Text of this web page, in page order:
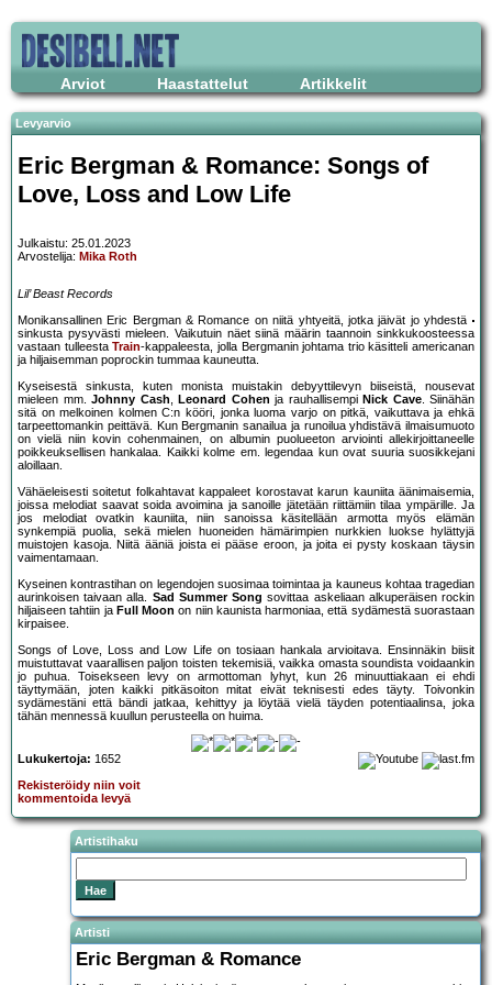
Arviot Haastattelut Artikkelit
Levyarvio
Eric Bergman & Romance: Songs of
Love, Loss and Low Life
Julkaistu: 25.01.2023
Arvostelija: Mika Roth
Lil’ Beast Records
Monikansallinen Eric Bergman & Romance on niitä yhtyeitä, jotka jäivät jo yhdestä
sinkusta pysyvästi mieleen. Vaikutuin näet siinä määrin taannoin sinkkukoosteessa
vastaan tulleestaTrain-kappaleesta, jolla Bergmanin johtama trio käsitteli americanan
ja hiljaisemman poprockin tummaa kauneutta.
Kyseisestä sinkusta, kuten monista muistakin debyyttilevyn biiseistä, nousevat
mieleen mm. Johnny Cash, Leonard Cohen ja rauhallisempi Nick Cave. Siinähän
sitä on melkoinen kolmen C:n kööri, jonka luoma varjo on pitkä, vaikuttava ja ehkä
tarpeettomankin peittävä. Kun Bergmanin sanailua ja runoilua yhdistävä ilmaisumuoto
on vielä niin kovin cohenmainen, on albumin puolueeton arviointi allekirjoittaneelle
poikkeuksellisen hankalaa. Kaikki kolme em. legendaa kun ovat suuria suosikkejani
aloillaan.
Vähäeleisesti soitetut folkahtavat kappaleet korostavat karun kauniita äänimaisemia,
joissa melodiat saavat soida avoimina ja sanoille jätetään riittämiin tilaa ympärille. Ja
jos melodiat ovatkin kauniita, niin sanoissa käsitellään armotta myös elämän
synkempiä puolia, sekä mielen huoneiden hämärimpien nurkkien luokse hylättyjä
muistojen kasoja. Niitä ääniä joista ei pääse eroon, ja joita ei pysty koskaan täysin
vaimentamaan.
Kyseinen kontrastihan on legendojen suosimaa toimintaa ja kauneus kohtaa tragedian
aurinkoisen taivaan alla. Sad Summer Song sovittaa askeliaan alkuperäisen rockin
hiljaiseen tahtiin ja Full Moon on niin kaunista harmoniaa, että sydämestä suorastaan
kirpaisee.
Songs of Love, Loss and Low Life on tosiaan hankala arvioitava. Ensinnäkin biisit
muistuttavat vaarallisen paljon toisten tekemisiä, vaikka omasta soundista voidaankin
jo puhua. Toisekseen levy on armottoman lyhyt, kun 26 minuuttiakaan ei ehdi
täyttymään, joten kaikki pitkäsoiton mitat eivät teknisesti edes täyty. Toivonkin
sydämestäni että bändi jatkaa, kehittyy ja löytää vielä täyden potentiaalinsa, joka
tähän mennessä kuullun perusteella on huima.
Lukukertoja: 1652
Rekisteröidy niin voit
kommentoida levyä
Artistihaku
Artisti
Eric Bergman & Romance